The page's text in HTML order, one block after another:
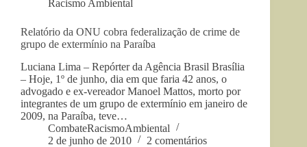
Racismo Ambiental
Relatório da ONU cobra federalização de crime de
grupo de extermínio na Paraíba
Luciana Lima – Repórter da Agência Brasil Brasília
– Hoje, 1º de junho, dia em que faria 42 anos, o
advogado e ex-vereador Manoel Mattos, morto por
integrantes de um grupo de extermínio em janeiro de
2009, na Paraíba, teve…
CombateRacismoAmbiental
2 de junho de 2010
2 comentários